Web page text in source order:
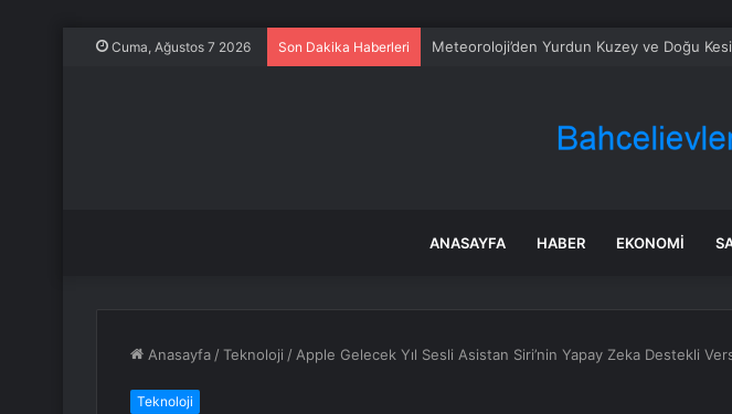
Cuma, Ağustos 7 2026 Son Dakika Haberleri Vatani göreve hazırlanan genç mühendis
ANASAYFA HABER EKONOMI
Anasayfa /Teknoloji / Apple Gelecek Yıl Sesli Asistan Siri’nin Yapay Zeka Destekli
Teknoloji